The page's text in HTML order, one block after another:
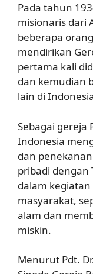
Pada tahun
misionaris dari
beberapa
mendirikan
pertama kali
dan kemudian
lain di
Sebagai gereja
Indonesia
dan
pribadi dengan
dalam
masyarakat,
alam dan
miskin.
Menurut Pdt.